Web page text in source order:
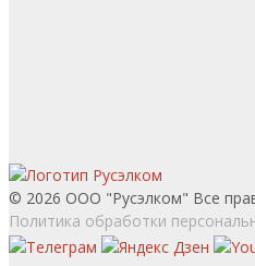
© 2026 ООО "Русэлком" Все
Политика обработки